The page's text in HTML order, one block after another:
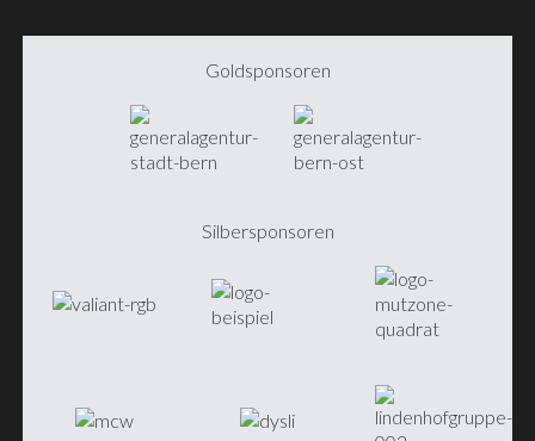
Goldsponsoren
Silbersponsoren